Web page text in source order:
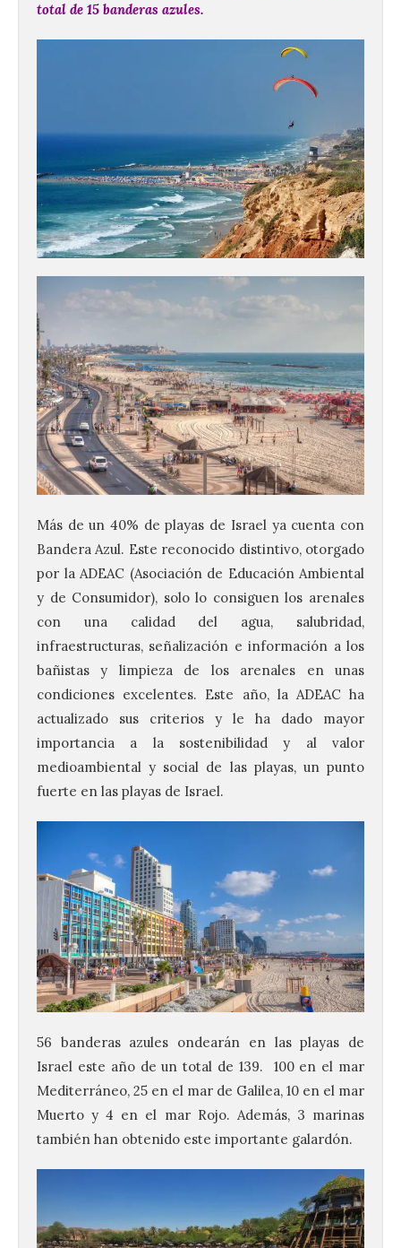
total de 15 banderas azules.
Más de un 40% de playas de Israel ya cuenta con
Bandera Azul. Este reconocido distintivo, otorgado
por la ADEAC (Asociación de Educación Ambiental
y de Consumidor), solo lo consiguen los arenales
con una calidad del agua, salubridad,
infraestructuras, señalización e información a los
bañistas y limpieza de los arenales en unas
condiciones excelentes. Este año, la ADEAC ha
actualizado sus criterios y le ha dado mayor
importancia a la sostenibilidad y al valor
medioambiental y social de las playas, un punto
fuerte en las playas de Israel.
56 banderas azules ondearán en las playas de
Israel este año de un total de 139. 100 en el mar
Mediterráneo, 25 en el mar de Galilea, 10 en el mar
Muerto y 4 en el mar Rojo. Además, 3 marinas
también han obtenido este importante galardón.